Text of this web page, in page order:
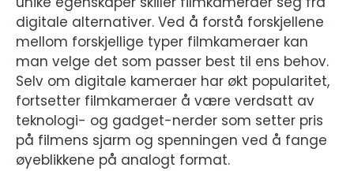
digitale alternativer. Ved å forstå forskjellene
mellom forskjellige typer filmkameraer kan
man velge det som passer best til ens behov.
Selv om digitale kameraer har økt popularitet,
fortsetter filmkameraer å være verdsatt av
teknologi- og gadget-nerder som setter pris
på filmens sjarm og spenningen ved å fange
øyeblikkene på analogt format.